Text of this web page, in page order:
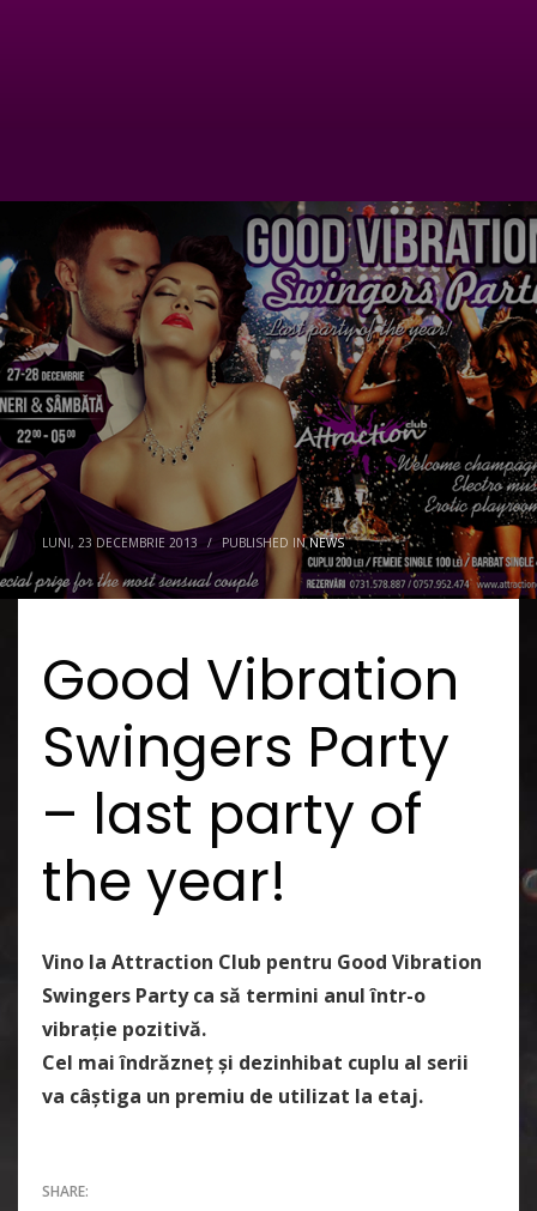
LUNI, 23 DECEMBRIE 2013 / PUBLISHED INNEWS
Good Vibration
Swingers Party
– last party of
the year!
Vino la Attraction Club pentru Good Vibration
Swingers Party ca să termini anul într-o
vibrație pozitivă.
Cel mai îndrăzneț și dezinhibat cuplu al serii
va câștiga un premiu de utilizat la etaj.